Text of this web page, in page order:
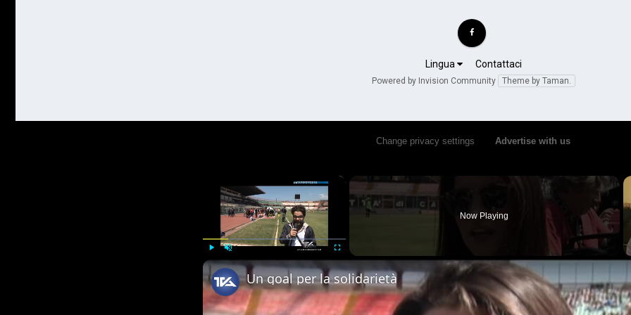
Lingua Contattaci
Powered by Invision Community Theme by Taman.
Change privacy settings Advertise with us
×
Play Unmute Fullscreen
Now Playing
Un goal per la solidarietà